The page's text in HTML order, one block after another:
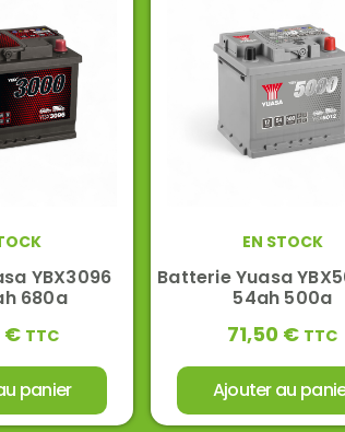
YBX3096
680a
€ TTC
panier
EN STOCK
Batterie Yuasa
54ah 500a
71,50 € TTC
Ajouter au